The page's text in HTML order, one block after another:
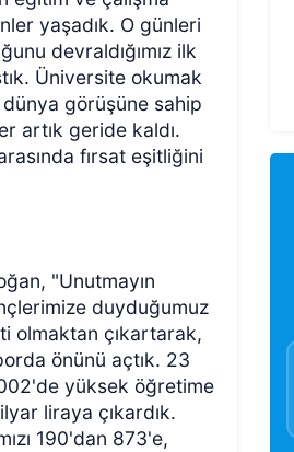
yaşadık. O günleri
devraldığımız ilk
Üniversite okumak
görüşüne sahip
artık geride kaldı.
fırsat eşitliğini
"Unutmayın
duyduğumuz
olmaktan çıkartarak,
önünü açtık. 23
yüksek öğretime
liraya çıkardık.
190'dan 873'e,